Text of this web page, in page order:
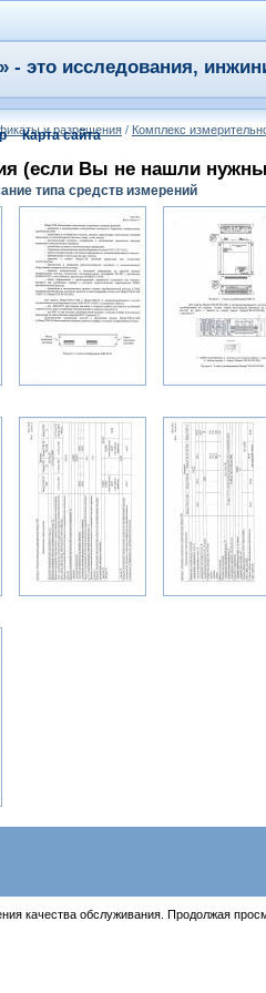
Карта сайта
это исследования,
и разрешения / Комплекс
(если Вы не нашли
типа средств измерений
качества обслуживания. Продолжая